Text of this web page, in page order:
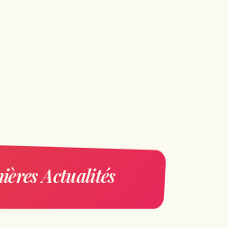
Actualités